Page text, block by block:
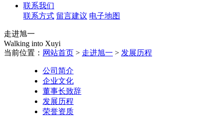
联系我们
联系方式 留言建议 电子地图
走进旭一
Walking into Xuyi
当前位置： 网站首页 > 走进旭一 > 发展历程
公司简介
企业文化
董事长致辞
发展历程
荣誉资质